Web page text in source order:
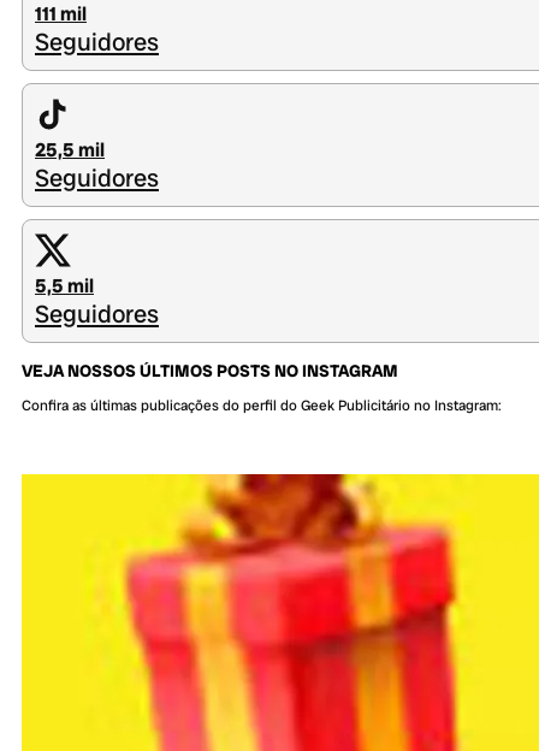
111 mil
Seguidores
25,5 mil
Seguidores
5,5 mil
Seguidores
VEJA NOSSOS ÚLTIMOS POSTS NO INSTAGRAM
Confira as últimas publicações do perfil do Geek Publicitário no Instagram: